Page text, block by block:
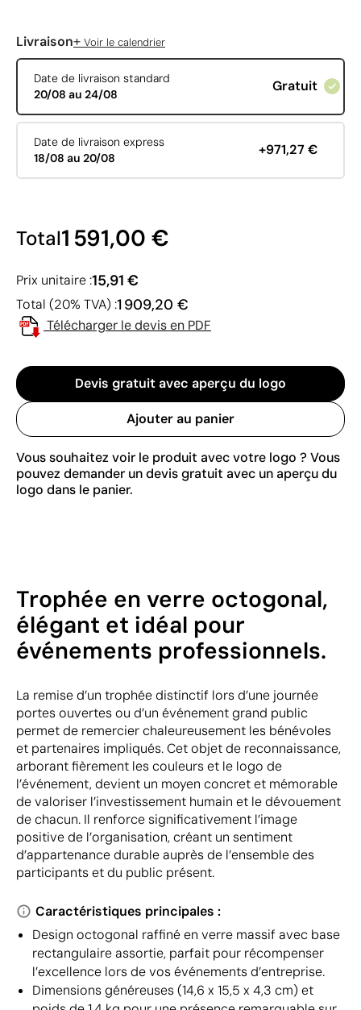
Livraison+ Voir le calendrier
Date de livraison standard
20/08 au 24/08
Gratuit
Date de livraison express
18/08 au 20/08
+971,27 €
Total1 591,00 €
Prix unitaire :15,91 €
Total (20% TVA) :1 909,20 €
Télécharger le devis en PDF
Devis gratuit avec aperçu du logo
Ajouter au panier
Vous souhaitez voir le produit avec votre logo ? Vous
pouvez demander un devis gratuit avec un aperçu du
logo dans le panier.
Trophée en verre octogonal,
élégant et idéal pour
événements professionnels.
La remise d’un trophée distinctif lors d’une journée
portes ouvertes ou d’un événement grand public
permet de remercier chaleureusement les bénévoles
et partenaires impliqués. Cet objet de reconnaissance,
arborant fièrement les couleurs et le logo de
l’événement, devient un moyen concret et mémorable
de valoriser l’investissement humain et le dévouement
de chacun. Il renforce significativement l’image
positive de l’organisation, créant un sentiment
d’appartenance durable auprès de l’ensemble des
participants et du public présent.
Caractéristiques principales :
Design octogonal raffiné en verre massif avec base
rectangulaire assortie, parfait pour récompenser
l’excellence lors de vos événements d’entreprise.
Dimensions généreuses (14,6 x 15,5 x 4,3 cm) et